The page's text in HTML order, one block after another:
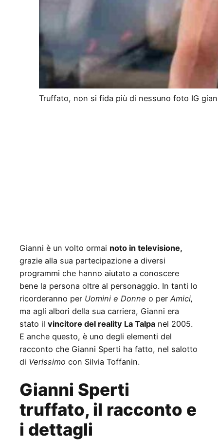
Truffato, non si fida più di nessuno foto IG
Gianni è un volto ormai noto in televisione,
grazie alla sua partecipazione a diversi
programmi che hanno aiutato a conoscere
bene la persona oltre al personaggio. In tanti lo
ricorderanno per Uomini e Donne o per Amici,
ma agli albori della sua carriera, Gianni era
stato il vincitore del reality La Talpa nel 2005.
E anche questo, è uno degli elementi del
racconto che Gianni Sperti ha fatto, nel salotto
di Verissimo con Silvia Toffanin.
Gianni Sperti
truffato, il racconto e
i dettagli